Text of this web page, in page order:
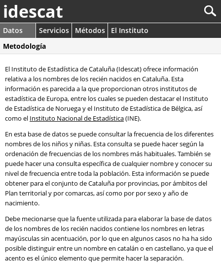
idescat
Datos Servicios Métodos
El Instituto
Metodología
El Instituto de Estadística de Cataluña (Idescat) ofrece información
relativa a los nombres de los recién nacidos en Cataluña. Esta
información es parecida a la que proporcionan otros institutos de
estadística de Europa, entre los cuales se pueden destacar el Instituto
de Estadística de Noruega y el Instituto de Estadística de Bélgica, así
como el Instituto Nacional de Estadística(INE).
En esta base de datos se puede consultar la frecuencia de los diferentes
nombres de los niños y niñas. Esta consulta se puede hacer según la
ordenación de frecuencias de los nombres más habituales. También se
puede hacer una consulta específica de cualquier nombre y conocer su
nivel de frecuencia entre toda la población. Esta información se puede
obtener para el conjunto de Cataluña por provincias, por ámbitos del
Plan territorial y por comarcas, así como por por sexo y año de
nacimiento.
Debe mecionarse que la fuente utilizada para elaborar la base de datos
de los nombres de los recién nacidos contiene los nombres en letras
mayúsculas sin acentuación, por lo que en algunos casos no ha ha sido
posible distinguir entre un nombre en catalán o en castellano, ya que el
acento es el único elemento que permite hacer la separación.